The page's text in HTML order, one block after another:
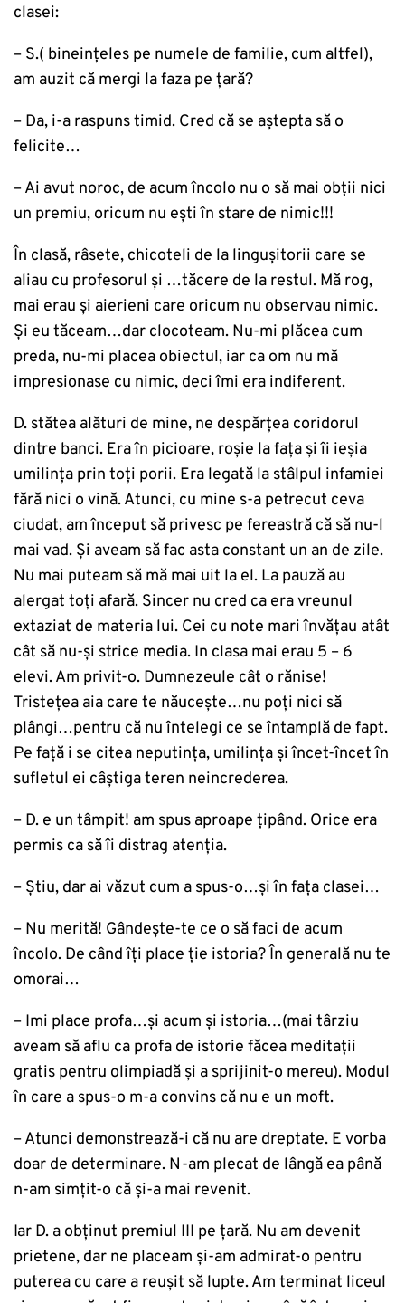
clasei:
– S.( bineințeles pe numele de familie, cum altfel),
am auzit că mergi la faza pe țară?
– Da, i-a raspuns timid. Cred că se aştepta să o
felicite…
– Ai avut noroc, de acum încolo nu o să mai obții nici
un premiu, oricum nu ești în stare de nimic!!!
În clasă, râsete, chicoteli de la lingușitorii care se
aliau cu profesorul și …tăcere de la restul. Mă rog,
mai erau și aierieni care oricum nu observau nimic.
Și eu tăceam…dar clocoteam. Nu-mi plăcea cum
preda, nu-mi placea obiectul, iar ca om nu mă
impresionase cu nimic, deci îmi era indiferent.
D. stătea alături de mine, ne despărţea coridorul
dintre banci. Era în picioare, roșie la fața și îi ieșia
umilința prin toți porii. Era legată la stâlpul infamiei
fără nici o vină. Atunci, cu mine s-a petrecut ceva
ciudat, am început să privesc pe fereastră că să nu-l
mai vad. Și aveam să fac asta constant un an de zile.
Nu mai puteam să mă mai uit la el. La pauză au
alergat toți afară. Sincer nu cred ca era vreunul
extaziat de materia lui. Cei cu note mari învățau atât
cât să nu-și strice media. In clasa mai erau 5 – 6
elevi. Am privit-o. Dumnezeule cât o rănise!
Tristeţea aia care te năucește…nu poţi nici să
plângi…pentru că nu întelegi ce se întamplă de fapt.
Pe față i se citea neputinţa, umilința și încet-încet în
sufletul ei câştiga teren neincrederea.
– D. e un tâmpit! am spus aproape țipând. Orice era
permis ca să îi distrag atenția.
– Știu, dar ai văzut cum a spus-o…și în fața clasei…
– Nu merită! Gândește-te ce o să faci de acum
încolo. De când îți place ție istoria? În generală nu te
omorai…
– Imi place profa…și acum și istoria…(mai târziu
aveam să aflu ca profa de istorie făcea meditaţii
gratis pentru olimpiadă și a sprijinit-o mereu). Modul
în care a spus-o m-a convins că nu e un moft.
– Atunci demonstrează-i că nu are dreptate. E vorba
doar de determinare. N-am plecat de lângă ea până
n-am simțit-o că și-a mai revenit.
Iar D. a obținut premiul III pe țară. Nu am devenit
prietene, dar ne placeam și-am admirat-o pentru
puterea cu care a reușit să lupte. Am terminat liceul